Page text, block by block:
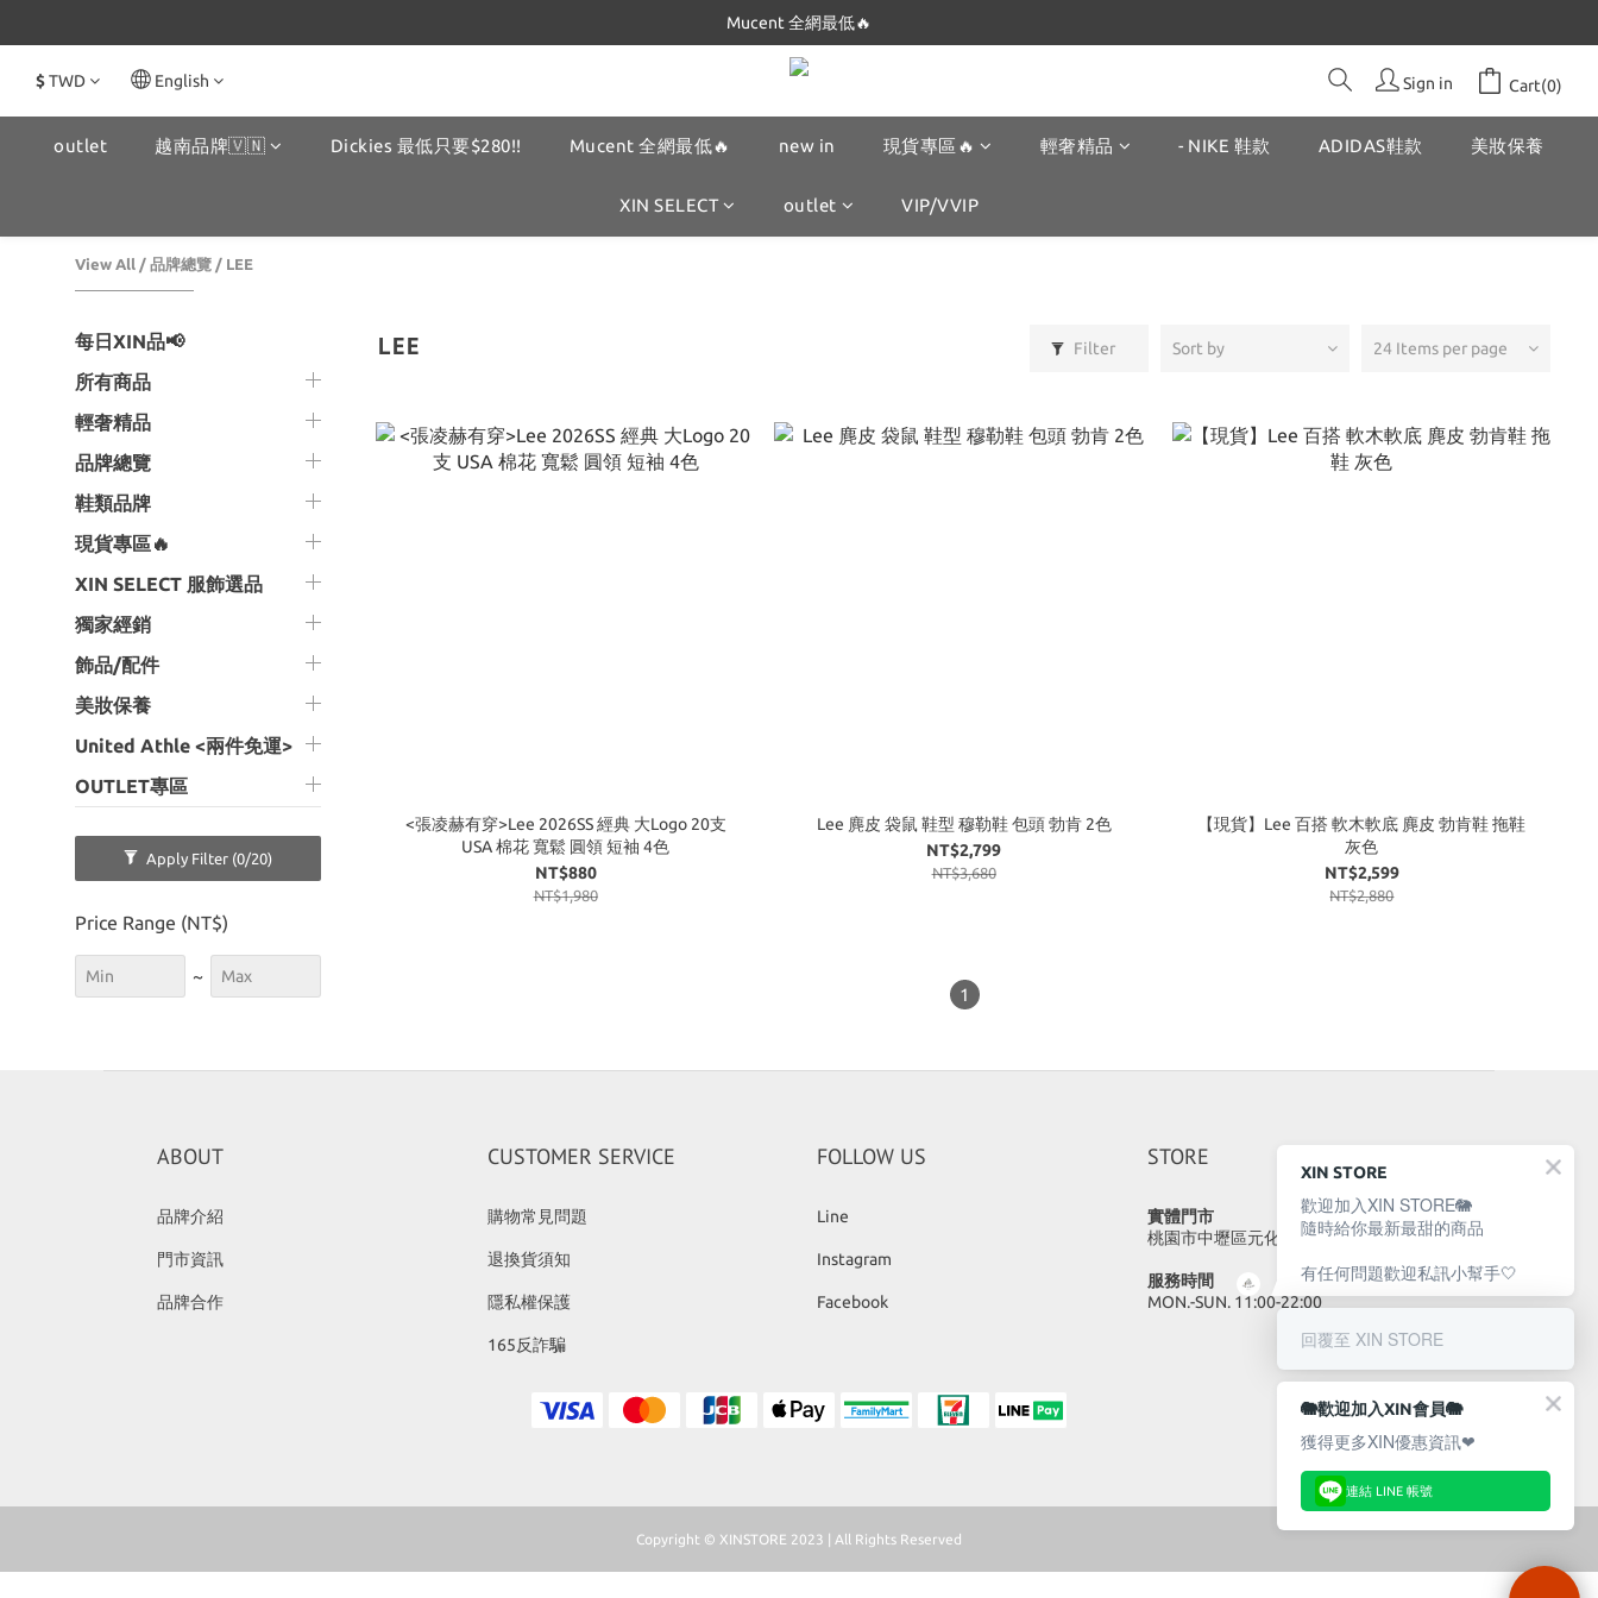
Dickies 最低$280起🔥
Mucent 全網最低🔥
Dickies 最低$280起🔥
$TWD English Sign in Cart(0)
outlet 越南品牌🇻🇳 Dickies 最低只要$280!! Mucent 全網最低🔥 new in 現貨專區🔥 輕奢精品 - NIKE 鞋款 ADIDAS鞋款 美妝保養
XIN SELECT outlet VIP/VVIP
View All / 品牌總覽 / LEE
每日XIN品📢
所有商品
輕奢精品
品牌總覽
鞋類品牌
現貨專區🔥
XIN SELECT 服飾選品
獨家經銷
飾品/配件
美妝保養
United Athle <兩件免運>
OUTLET專區
Apply Filter (0/20)
Price Range (NT$)
~
LEE Filter Sort by 24 Items per page
<張凌赫有穿>Lee 2026SS 經典 大Logo 20支
USA 棉花 寬鬆 圓領 短袖 4色
NT$880
NT$1,980
Lee 麂皮 袋鼠 鞋型 穆勒鞋 包頭 勃肯 2色
NT$2,799
NT$3,680
【現貨】Lee 百搭 軟木軟底 麂皮 勃肯鞋 拖鞋
灰色
NT$2,599
NT$2,880
1
ABOUT
品牌介紹
門市資訊
品牌合作
CUSTOMER SERVICE
購物常見問題
退換貨須知
隱私權保護
165反詐騙
FOLLOW US
Line
Instagram
Facebook
STORE
實體門市
桃園市中壢區元化路23號
服務時間
MON.-SUN. 11:00-22:00
Copyright © XINSTORE 2023 | All Rights Reserved
XIN STORE
歡迎加入XIN STORE🐘
隨時給你最新最甜的商品
有任何問題歡迎私訊小幫手🤍
回覆至 XIN STORE
🐘歡迎加入XIN會員🐘
獲得更多XIN優惠資訊❤
連結 LINE 帳號